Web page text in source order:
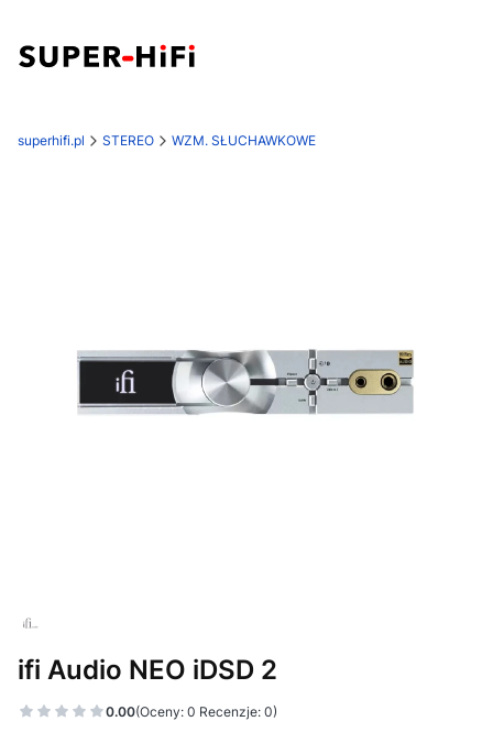
superhifi.pl STEREO WZM. SŁUCHAWKOWE
ifi Audio NEO iDSD 2
0.00(Oceny: 0 Recenzje: 0)